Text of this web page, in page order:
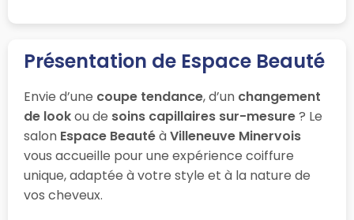
Présentation de Espace Beauté
Envie d’une coupe tendance, d’un changement
de lookou de soins capillaires sur-mesure? Le
salon Espace BeautéàVilleneuve Minervois
vous accueille pour une expérience coiffure
unique, adaptée à votre style et à la nature de
vos cheveux.